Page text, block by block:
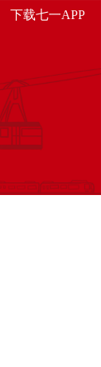
下载七一APP